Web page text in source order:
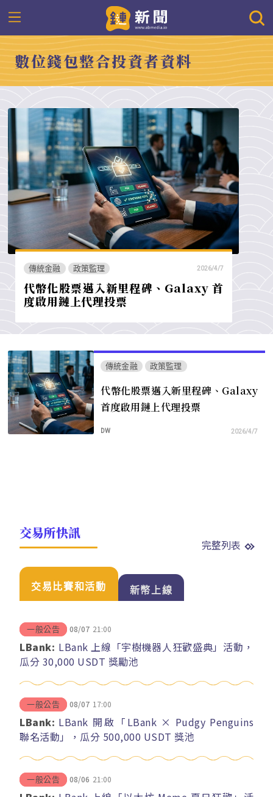
數位錢包整合投資者資料
傳統金融 政策監理 2026/4/7
代幣化股票邁入新里程碑、Galaxy 首
度啟用鏈上代理投票
傳統金融 政策監理
代幣化股票邁入新里程碑、Galaxy
首度啟用鏈上代理投票
DW 2026/4/7
交易所快訊
完整列表
交易比賽和活動 新幣上線
一般公告 08/07 21:00
LBank: LBank 上線「宇樹機器人狂歡盛典」活動，
瓜分 30,000 USDT 獎勵池
一般公告 08/07 17:00
LBank: LBank 開啟「LBank × Pudgy Penguins
聯名活動」，瓜分 500,000 USDT 獎池
一般公告 08/06 21:00